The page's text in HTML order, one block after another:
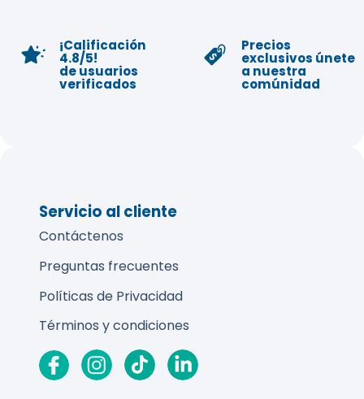
¡Calificación
4.8/5!
de usuarios
verificados
Precios
exclusivos únete
a nuestra
comúnidad
Servicio al cliente
Contáctenos
Preguntas frecuentes
Políticas de Privacidad
Términos y condiciones